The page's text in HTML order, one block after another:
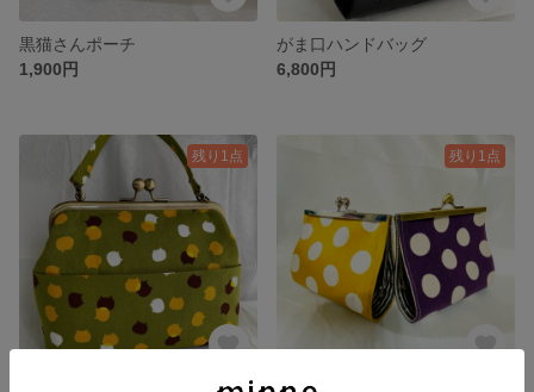
黒猫さんポーチ
1,900円
がま口ハンドバッグ
6,800円
残り1点 残り1点